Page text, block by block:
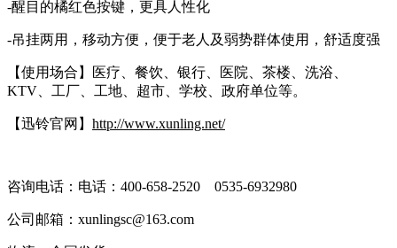
-醒目的橘红色按键，更具人性化
-吊挂两用，移动方便，便于老人及弱势群体使用，舒适度强
【使用场合】医疗、餐饮、银行、医院、茶楼、洗浴、
KTV、工厂、工地、超市、学校、政府单位等。
【迅铃官网】 http://www.xunling.net/
咨询电话：电话：400-658-2520 0535-6932980
公司邮箱：xunlingsc@163.com